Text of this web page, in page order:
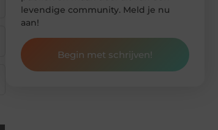
levendige community. Meld je nu
aan!
Begin met schrijven!